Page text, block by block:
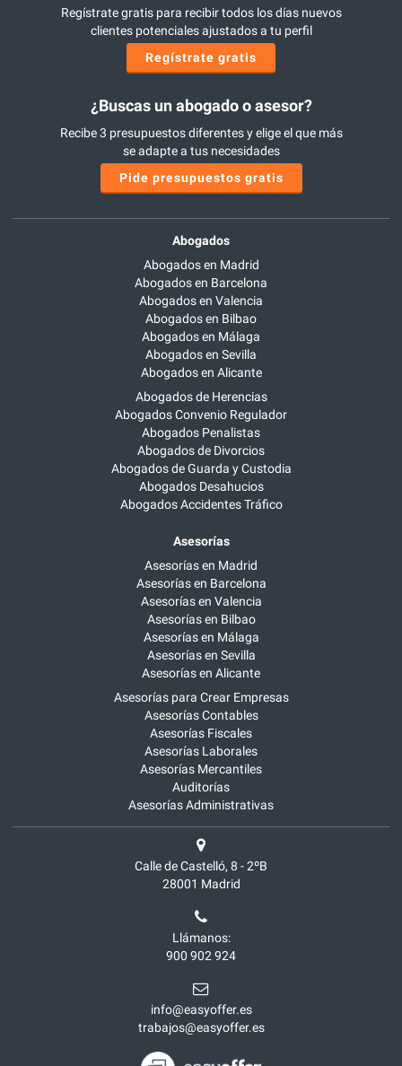
Regístrate gratis para recibir todos los días nuevos
clientes potenciales ajustados a tu perfil
Regístrate gratis
¿Buscas un abogado o asesor?
Recibe 3 presupuestos diferentes y elige el que más
se adapte a tus necesidades
Pide presupuestos gratis
Abogados
Abogados en Madrid
Abogados en Barcelona
Abogados en Valencia
Abogados en Bilbao
Abogados en Málaga
Abogados en Sevilla
Abogados en Alicante
Abogados de Herencias
Abogados Convenio Regulador
Abogados Penalistas
Abogados de Divorcios
Abogados de Guarda y Custodia
Abogados Desahucios
Abogados Accidentes Tráfico
Asesorías
Asesorías en Madrid
Asesorías en Barcelona
Asesorías en Valencia
Asesorías en Bilbao
Asesorías en Málaga
Asesorías en Sevilla
Asesorías en Alicante
Asesorías para Crear Empresas
Asesorías Contables
Asesorías Fiscales
Asesorías Laborales
Asesorías Mercantiles
Auditorías
Asesorías Administrativas
Calle de Castelló, 8 - 2ºB
28001 Madrid
Llámanos:
900 902 924
info@easyoffer.es
trabajos@easyoffer.es